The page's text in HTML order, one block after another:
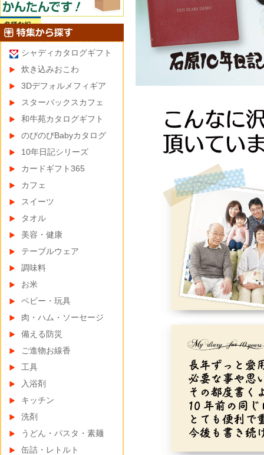
シャディカタログギフト
炊き込みおこわ
3Dデフォルメフィギア
スターバックスカフェ
和牛苑カタログギフト
のびのびBabyカタログ
10年日記シリーズ
カードギフト365
カフェ
スイーツ
タオル
美容・健康
テーブルウェア
調味料
お米
ベビー・玩具
肉・ハム・ソーセージ
備える防災
ご進物お線香
工具
入浴剤
キッチン
洗剤
うどん・パスタ・素麺
缶詰・レトルト